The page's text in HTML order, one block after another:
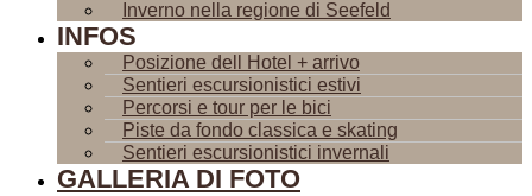
Inverno nella regione di Seefeld
INFOS
Posizione dell Hotel + arrivo
Sentieri escursionistici estivi
Percorsi e tour per le bici
Piste da fondo classica e skating
Sentieri escursionistici invernali
GALLERIA DI FOTO